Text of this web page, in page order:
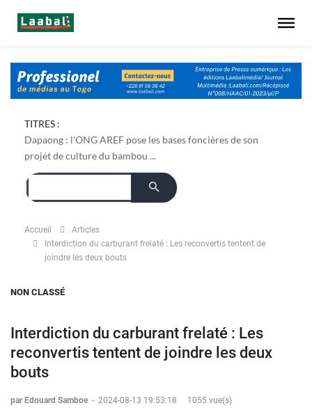
TITRES :
Dapaong : l'ONG AREF pose les bases foncières de son
projet de culture du bambou ...
Accueil
Articles
Interdiction du carburant frelaté : Les reconvertis tentent de
joindre les deux bouts
NON CLASSÉ
Interdiction du carburant frelaté : Les
reconvertis tentent de joindre les deux
bouts
par Edouard Samboe - 2024-08-13 19:53:18
1055 vue(s)